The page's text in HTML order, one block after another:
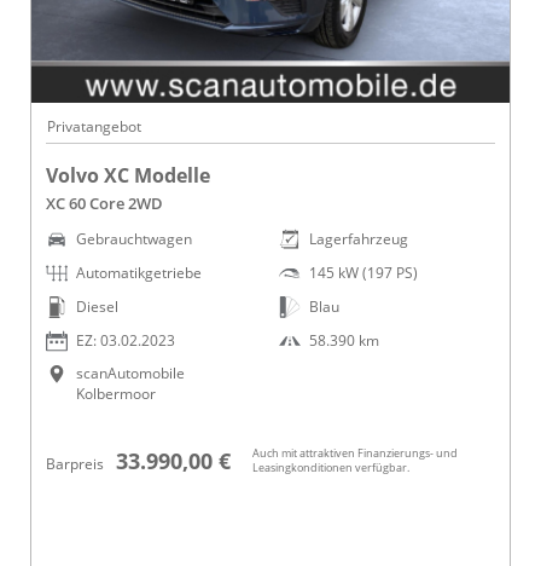
Privatangebot
Volvo XC Modelle
XC 60 Core 2WD
Gebrauchtwagen
Automatikgetriebe
Diesel
EZ: 03.02.2023
scanAutomobile
Kolbermoor
Lagerfahrzeug
145 kW (197 PS)
Blau
58.390 km
Barpreis 33.990,00 €
Auch mit attraktiven Finanzierungs- und
Leasingkonditionen verfügbar.